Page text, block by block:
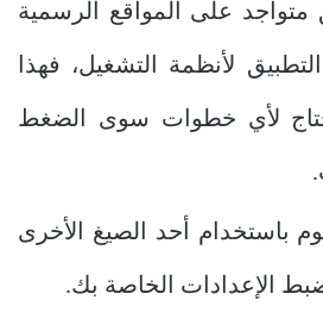
متواجد على المواقع الرسمية
لأنظمة التشغيل، فهذا
لأي خطوات سوى الضغط
باستخدام أحد الصيغ الأخرى
الإعدادات الخاصة بك.